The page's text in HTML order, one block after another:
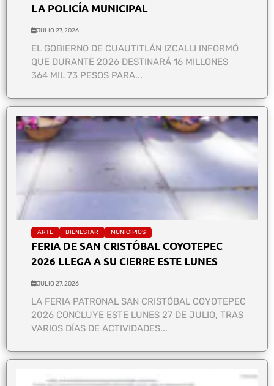
LA POLICÍA MUNICIPAL
JULIO 27, 2026
EL GOBIERNO DE CUAUTITLÁN IZCALLI INFORMÓ
QUE DURANTE 2026 DESTINARÁ 16 MILLONES
364 MIL 73 PESOS PARA...
ARTE BIENESTAR MUNICIPIOS
FERIA DE SAN CRISTÓBAL COYOTEPEC
2026 LLEGA A SU CIERRE ESTE LUNES
JULIO 27, 2026
LA FERIA PATRONAL SAN CRISTÓBAL COYOTEPEC
2026 CONCLUYE ESTE LUNES 27 DE JULIO, TRAS
VARIOS DÍAS DE ACTIVIDADES...